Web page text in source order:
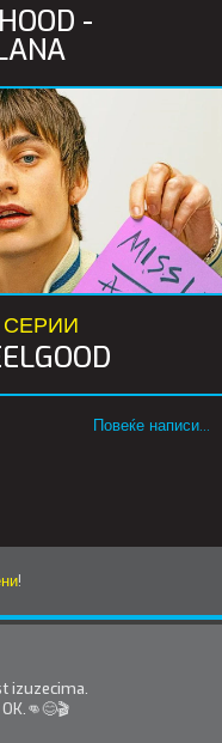
-
Повеќе написи...
!
izuzecima.